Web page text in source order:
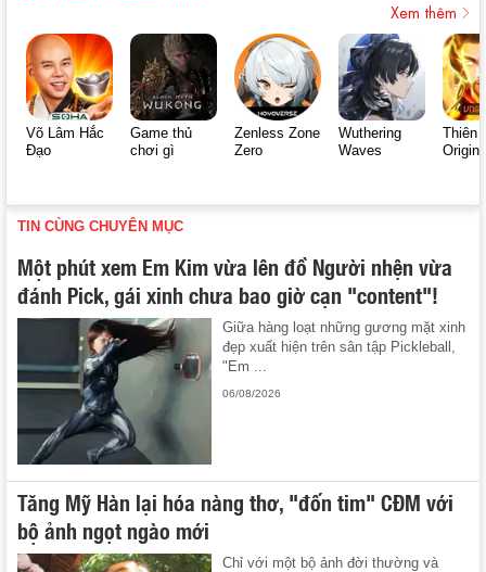
Xem thêm
Võ Lâm Hắc
Đạo
Game thủ
chơi gì
Zenless Zone
Zero
Wuthering
Waves
Thiên
Origin
TIN CÙNG CHUYÊN MỤC
Một phút xem Em Kim vừa lên đồ Người nhện vừa
đánh Pick, gái xinh chưa bao giờ cạn "content"!
Giữa hàng loạt những gương mặt xinh
đẹp xuất hiện trên sân tập Pickleball,
"Em ...
06/08/2026
Tăng Mỹ Hàn lại hóa nàng thơ, "đốn tim" CĐM với
bộ ảnh ngọt ngào mới
Chỉ với một bộ ảnh đời thường và